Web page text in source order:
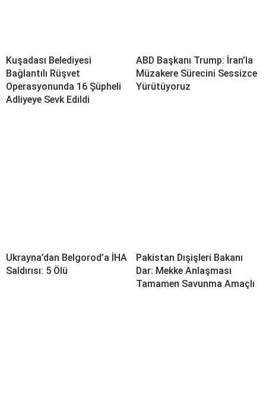
Kuşadası Belediyesi
Bağlantılı Rüşvet
Operasyonunda 16 Şüpheli
Adliyeye Sevk Edildi
ABD Başkanı Trump: İran’la
Müzakere Sürecini Sessizce
Yürütüyoruz
Ukrayna’dan Belgorod’a İHA
Saldırısı: 5 Ölü
Pakistan Dışişleri Bakanı
Dar: Mekke Anlaşması
Tamamen Savunma Amaçlı